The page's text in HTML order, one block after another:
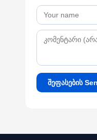
შეფასების